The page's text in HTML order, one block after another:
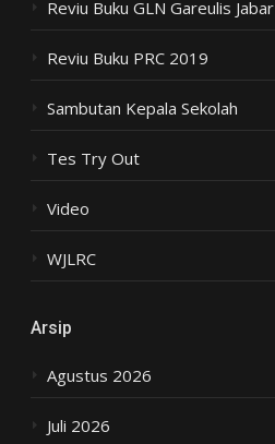
Reviu Buku GLN Gareulis Jabar
Reviu Buku PRC 2019
Sambutan Kepala Sekolah
Tes Try Out
Video
WJLRC
Arsip
Agustus 2026
Juli 2026